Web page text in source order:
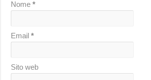
Nome*
Email*
Sito web